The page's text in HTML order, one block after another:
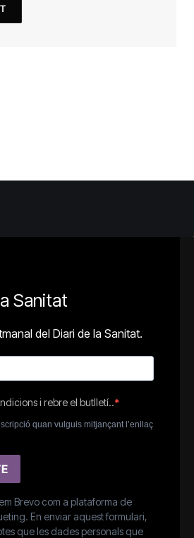
Sanitat
del Diari de la Sanitat.
i rebre el butlletí..
quan vulguis mitjançant l’enllaç
Brevo com a plataforma de
En enviar aquest formulari,
que les dades personals que